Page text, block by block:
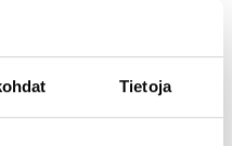
Tietoja
nyt yhteistyössä
-säätiönkanssa.
uusi käyttö tulevat